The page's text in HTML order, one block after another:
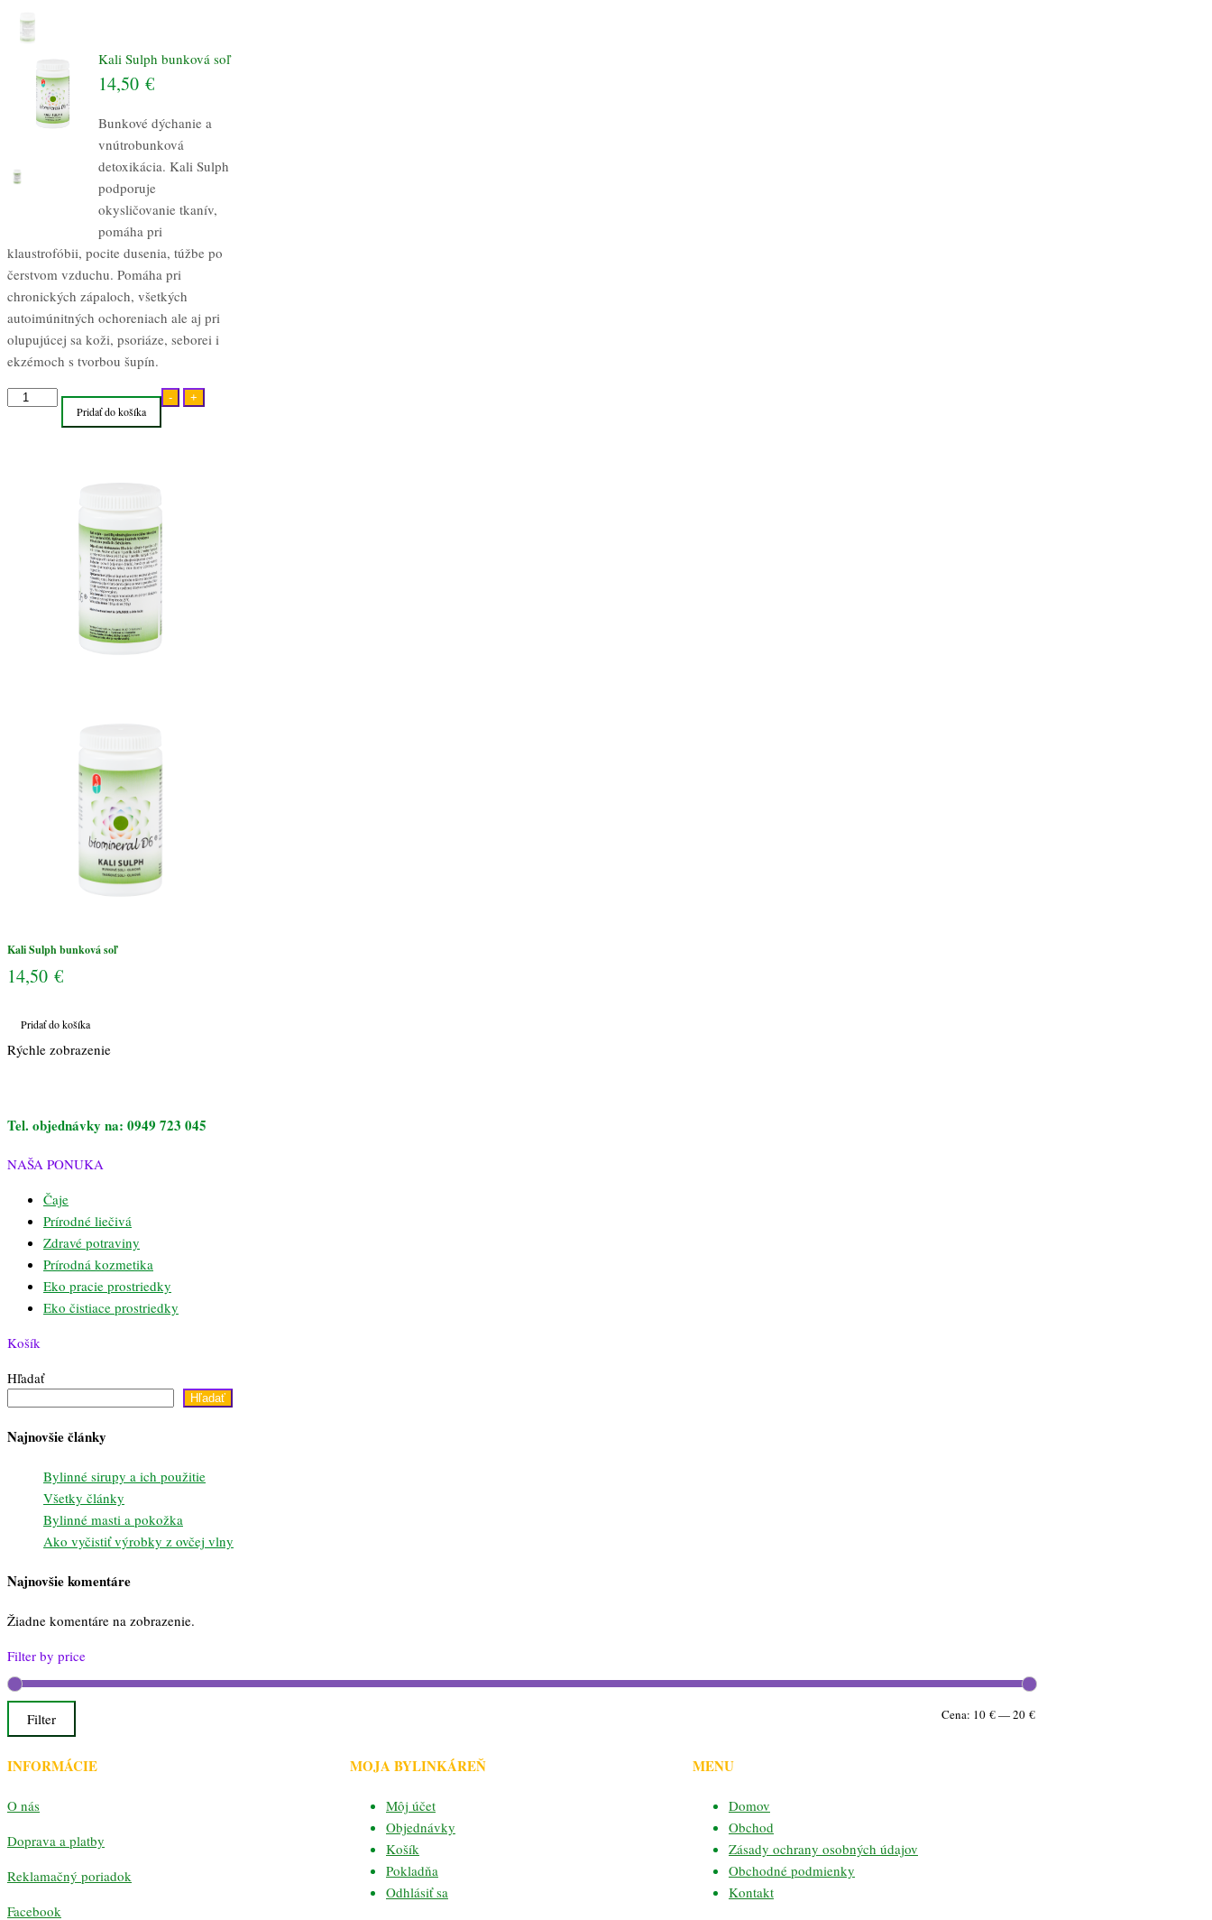
Kali Sulph bunková soľ
14,50 €
Bunkové dýchanie a
vnútrobunková
detoxikácia. Kali Sulph
podporuje
okysličovanie tkanív,
pomáha pri
klaustrofóbii, pocite dusenia, túžbe po
čerstvom vzduchu. Pomáha pri
chronických zápaloch, všetkých
autoimúnitných ochoreniach ale aj pri
olupujúcej sa koži, psoriáze, seborei i
ekzémoch s tvorbou šupín.
-
množstvo
+
Pridať do košíka
Kali Sulph bunková soľ
14,50 €
Pridať do košíka
Rýchle zobrazenie
Tel. objednávky na: 0949 723 045
NAŠA PONUKA
Čaje
Prírodné liečivá
Zdravé potraviny
Prírodná kozmetika
Eko pracie prostriedky
Eko čistiace prostriedky
Košík
Hľadať
Hľadať
Najnovšie články
Bylinné sirupy a ich použitie
Všetky články
Bylinné masti a pokožka
Ako vyčistiť výrobky z ovčej vlny
Najnovšie komentáre
Žiadne komentáre na zobrazenie.
Filter by price
Minimálna
Maximálna
Filter Cena: 10 €—20 €
INFORMÁCIE
O nás
Doprava a platby
Reklamačný poriadok
Facebook
MOJA BYLINKÁREŇ
Môj účet
Objednávky
Košík
Pokladňa
Odhlásiť sa
MENU
Domov
Obchod
Zásady ochrany osobných údajov
Obchodné podmienky
Kontakt